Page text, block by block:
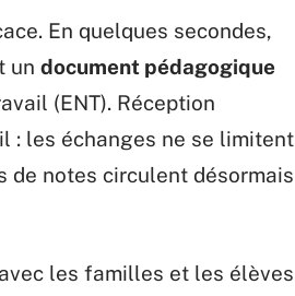
En quelques secondes,
un document pédagogique
(ENT). Réception
: les échanges ne se limitent
de notes circulent désormais
les familles et les élèves